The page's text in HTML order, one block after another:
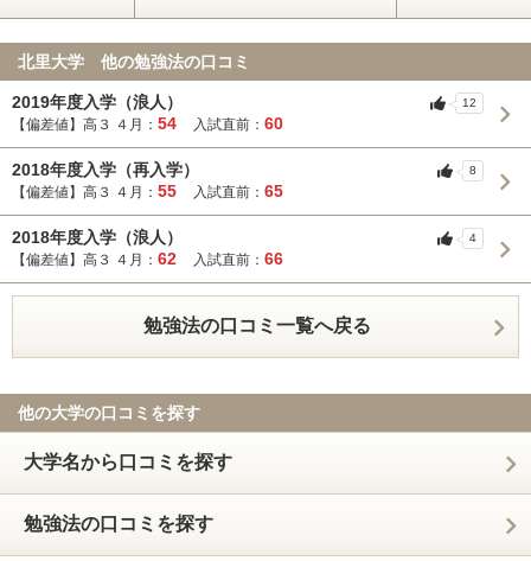
北里大学 他の勉強法の口コミ
2019年度入学（浪人）
【偏差値】高３ ４月： 54 入試直前： 60
12
2018年度入学（再入学）
【偏差値】高３ ４月： 55 入試直前： 65
8
2018年度入学（浪人）
【偏差値】高３ ４月： 62 入試直前： 66
4
勉強法の口コミ一覧へ戻る
他の大学の口コミを探す
大学名から口コミを探す
勉強法の口コミを探す